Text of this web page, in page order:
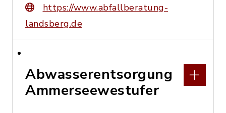
https://www.abfallberatung-
landsberg.de
Abwasserentsorgung
Ammerseewestufer